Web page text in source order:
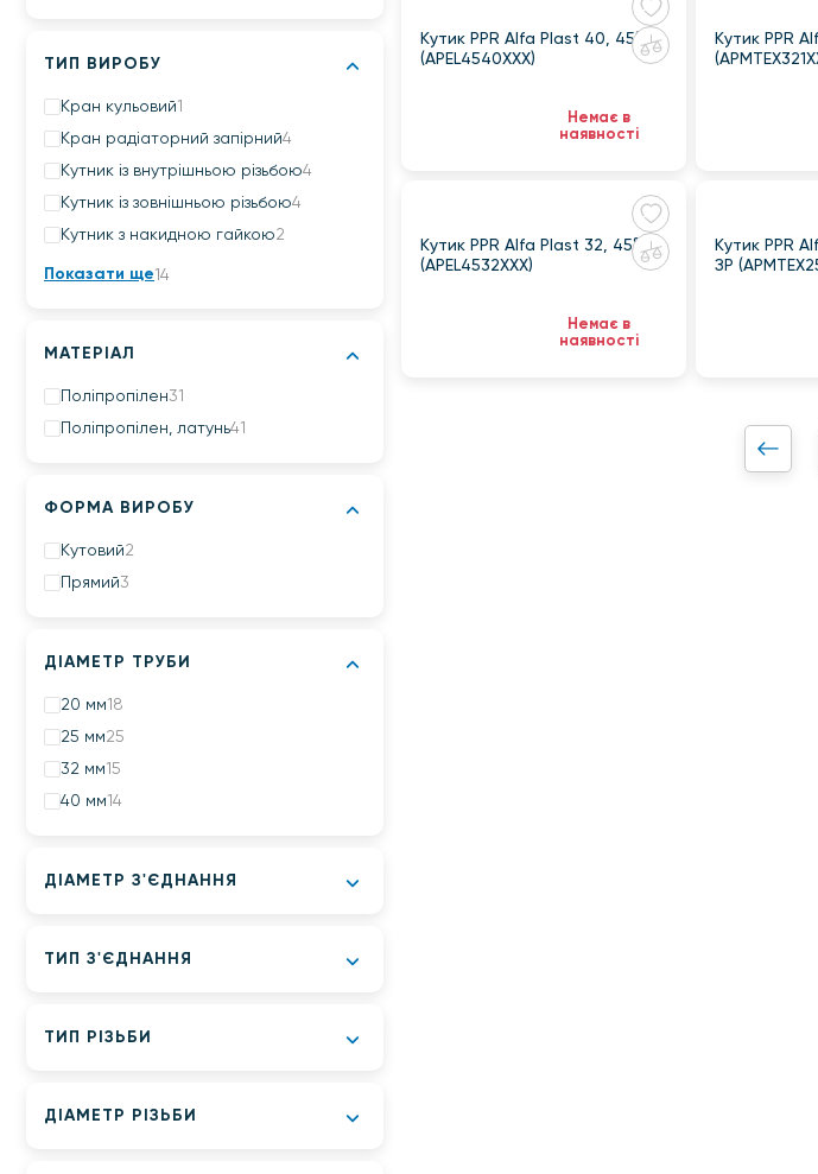
компанія може успішно
споживачів.
ТИП ВИРОБУ
Кран кульовий1
Кран радіаторний запірний4
Кутник із внутрішньою різьбою4
Кутник із зовнішньою різьбою4
Кутник з накидною гайкою2
Показати ще14
МАТЕРІАЛ
Поліпропілен31
Поліпропілен, латунь41
ФОРМА ВИРОБУ
Кутовий2
Прямий3
ДІАМЕТР ТРУБИ
20 мм18
25 мм25
32 мм15
40 мм14
ДІАМЕТР З'ЄДНАННЯ
ТИП З'ЄДНАННЯ
ТИП РІЗЬБИ
ДІАМЕТР РІЗЬБИ
Кутик PPR Alfa Plast 40, 45°
(APEL4540XXX)
Немає в
наявності
Кутик PPR
Кутик PPR Alfa Plast 32, 45°
(APEL4532XXX)
Немає в
наявності
Кутик PPR
ЗР